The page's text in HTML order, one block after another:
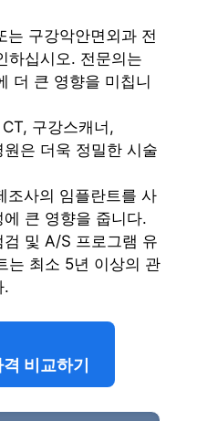
는 구강악안면외과 전
하십시오. 전문의는
더 큰 영향을 미칩니
구강스캐너,
은 더욱 정밀한 시술
조사의 임플란트를 사
큰 영향을 줍니다.
검 및 A/S 프로그램 유
는 최소 5년 이상의 관
.
비교하기